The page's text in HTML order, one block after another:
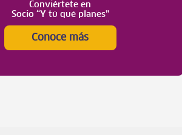
Conviértete en
Socio “Y tú qué planes”
Conoce más